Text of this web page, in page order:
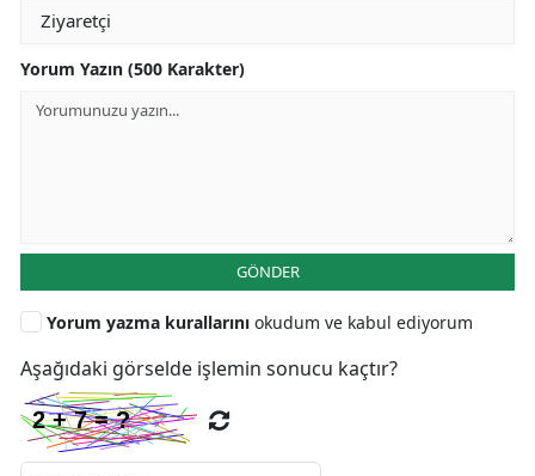
Yorum Yazın (500 Karakter)
GÖNDER
Yorum yazma kurallarını okudum ve kabul ediyorum
Aşağıdaki görselde işlemin sonucu kaçtır?